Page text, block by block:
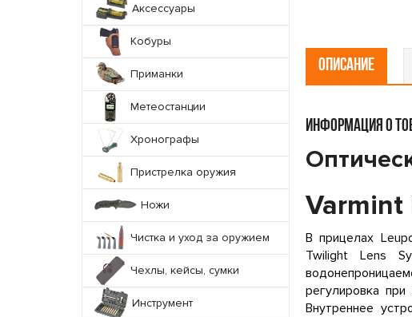
Аксессуары
Кобуры
Приманки
Метеостанции
Хронографы
Пристрелка оружия
Ножи
Чистка и уход за оружием
Чехлы, кейсы, сумки
Инструмент
ОПИСАНИЕ
ИНФОРМАЦИЯ О
Varmint
В прицелах
Twilight Lens
регулировка
Внутреннее